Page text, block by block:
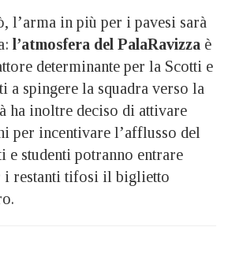
l’arma in più per i pavesi sarà
l’atmosfera del PalaRavizza è
determinante per la Scotti e
a spingere la squadra verso la
ha inoltre deciso di attivare
per incentivare l’afflusso del
e studenti potranno entrare
i restanti tifosi il biglietto